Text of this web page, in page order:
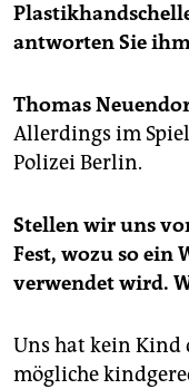
antworten Sie
Thomas
Allerdings im
Polizei Berlin.
Stellen wir uns
Fest, wozu so ein
verwendet wird.
Uns hat kein Kind
mögliche